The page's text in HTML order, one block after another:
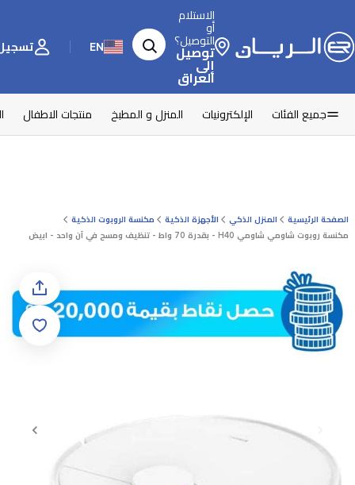
الاستلام
أو
التوصيل؟
توصيل
إلى
العراق
EN تسجيل
جميع الفئات الإلكترونيات المنزل و المطبخ منتجات الاطفال
الصفحة الرئيسية المنزل الذكي الأجهزة الذكية
مكنسة الروبوت الذكية
مكنسة روبوت شاومي شاومي H40 - بقدرة 70 واط - تنظيف ومسح في آن واحد - ابيض